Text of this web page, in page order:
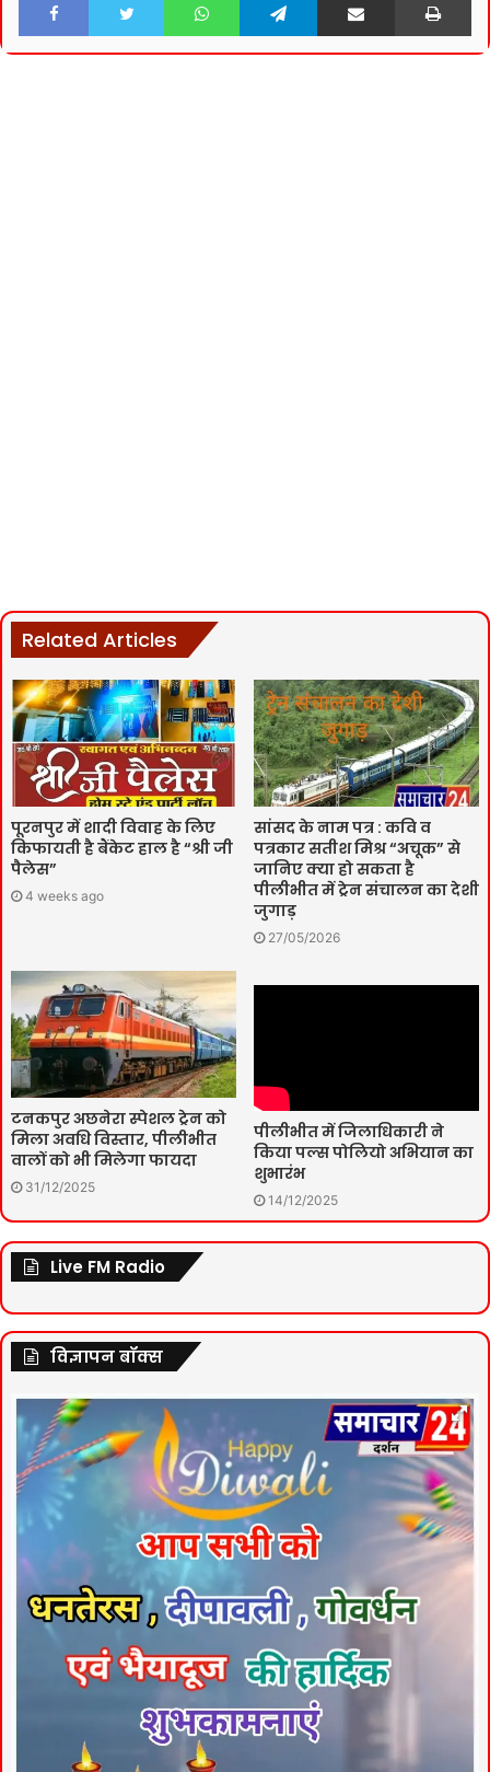
Related Articles
पूरनपुर में शादी विवाह के लिए
किफायती है बैंकेट हाल है “श्री जी
पैलेस”
4 weeks ago
सांसद के नाम पत्र : कवि व
पत्रकार सतीश मिश्र “अचूक” से
जानिए क्या हो सकता है
पीलीभीत में ट्रेन संचालन का देशी
जुगाड़
27/05/2026
टनकपुर अछनेरा स्पेशल ट्रेन को
मिला अवधि विस्तार, पीलीभीत
वालों को भी मिलेगा फायदा
31/12/2025
पीलीभीत में जिलाधिकारी ने
किया पल्स पोलियो अभियान का
शुभारंभ
14/12/2025
Live FM Radio
विज्ञापन बॉक्स